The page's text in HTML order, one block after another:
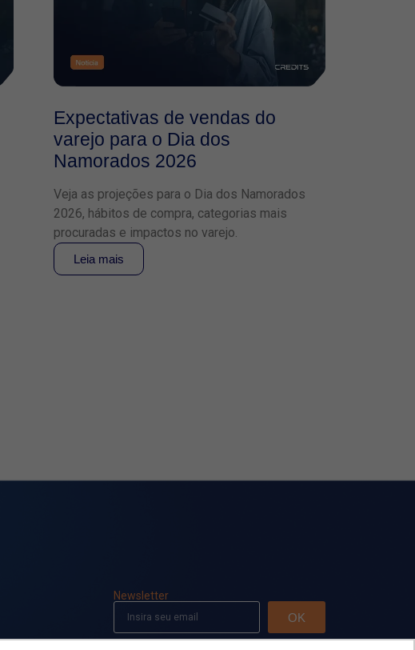
Expectativas de vendas do
varejo para o Dia dos
Namorados 2026
Veja as projeções para o Dia dos Namorados
2026, hábitos de compra, categorias mais
procuradas e impactos no varejo.
Leia mais
Newsletter
OK